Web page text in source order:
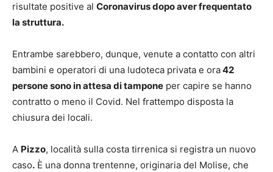
risultate positive al Coronavirus dopo aver frequentato
la struttura.
Entrambe sarebbero, dunque, venute a contatto con altri
bambini e operatori di una ludoteca privata e ora42
persone sono in attesa di tampone per capire se hanno
contratto o meno il Covid. Nel frattempo disposta la
chiusura dei locali.
A Pizzo, località sulla costa tirrenica si registra un nuovo
caso. È una donna trentenne, originaria del Molise, che